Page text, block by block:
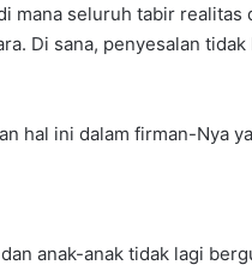
mana seluruh tabir
Di sana, penyesalan
hal ini dalam firman-Nya
anak-anak tidak lagi